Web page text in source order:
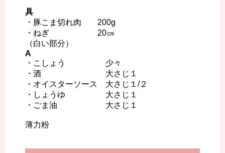
具
・豚こま切れ肉 200g
・ねぎ 20㎝
（白い部分）
A
・こしょう 少々
・酒 大さじ１
・オイスターソース 大さじ１/２
・しょうゆ 大さじ１
・ごま油 大さじ１
薄力粉